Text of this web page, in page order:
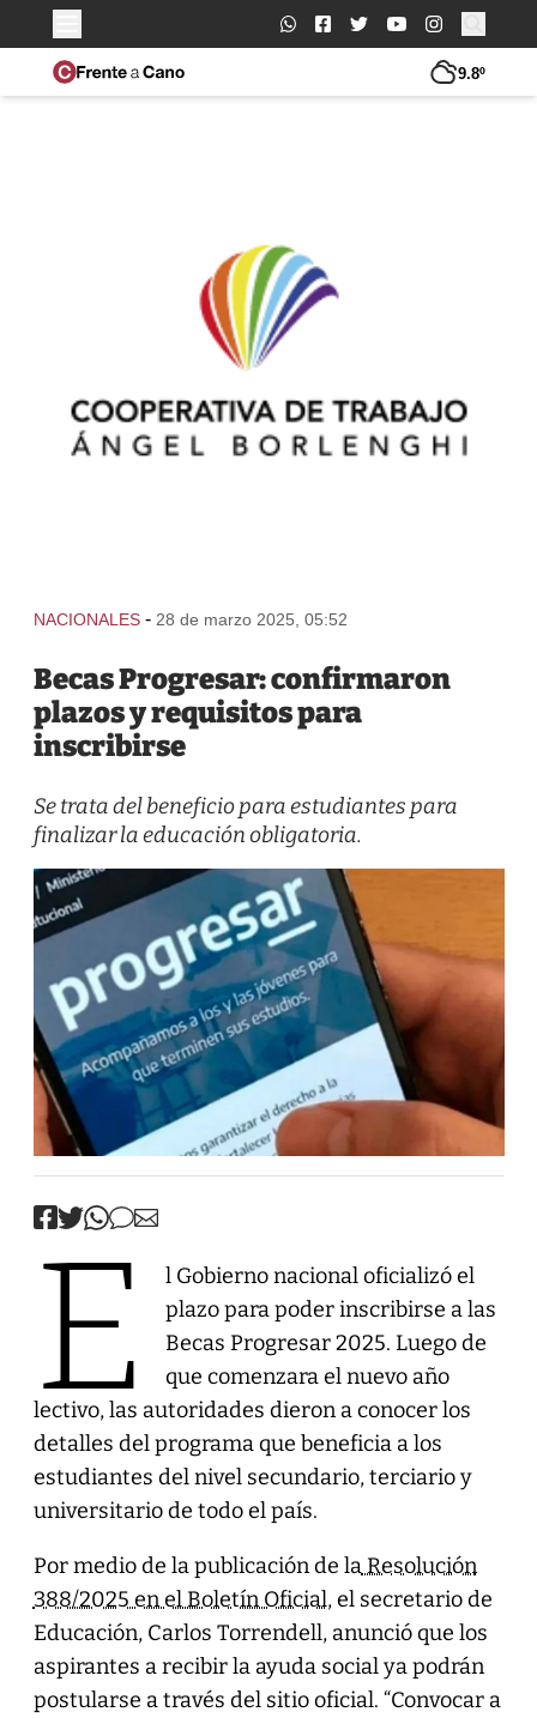
Buscar:
9.8º
NACIONALES - 28 de marzo 2025, 05:52
Becas Progresar: confirmaron
plazos y requisitos para
inscribirse
Se trata del beneficio para estudiantes para
finalizar la educación obligatoria.
E
l Gobierno nacional oficializó el
plazo para poder inscribirse a las
Becas Progresar 2025. Luego de
que comenzara el nuevo año
lectivo, las autoridades dieron a conocer los
detalles del programa que beneficia a los
estudiantes del nivel secundario, terciario y
universitario de todo el país.
Por medio de la publicación de laResolución
388/2025 en el Boletín Oficial, el secretario de
Educación, Carlos Torrendell, anunció que los
aspirantes a recibir la ayuda social ya podrán
postularse a través del sitio oficial. “Convocar a